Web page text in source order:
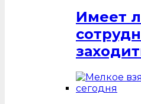
Имеет